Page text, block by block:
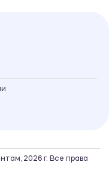
2026 г. Все права